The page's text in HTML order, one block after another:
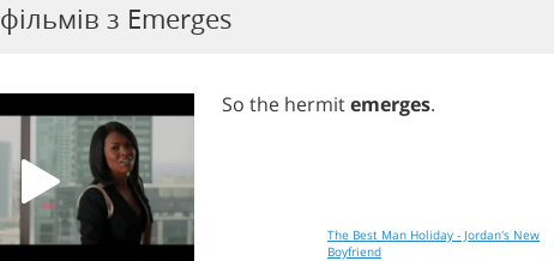
з Emerges
So the hermitemerges.
The Best Man Holiday - Jordan's New
Boyfriend